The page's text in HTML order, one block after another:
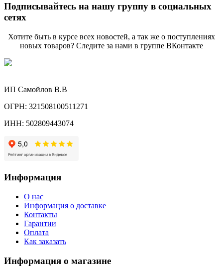
Подписывайтесь на нашу группу в социальных
сетях
Хотите быть в курсе всех новостей, а так же о поступлениях
новых товаров? Следите за нами в группе ВКонтакте
ИП Самойлов В.В
ОГРН: 321508100511271
ИНН: 502809443074
Информация
О нас
Информация о доставке
Контакты
Гарантии
Оплата
Как заказать
Информация о магазине